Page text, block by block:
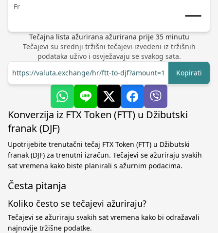
Fr
Tečajna lista ažurirana ažurirana prije 35minutu
Tečajevi su srednji tržišni tečajevi izvedeni iz tržišnih
podataka uživo i osvježavaju se svakog sata.
https://valuta.exchange/hr/ftt-to-djf?amount=1
Kopirati
Konverzija iz FTX Token (FTT) u Džibutski
franak (DJF)
Upotrijebite trenutačni tečaj FTX Token (FTT) u Džibutski
franak (DJF) za trenutni izračun. Tečajevi se ažuriraju svakih
sat vremena kako biste planirali s ažurnim podacima.
Česta pitanja
Koliko često se tečajevi ažuriraju?
Tečajevi se ažuriraju svakih sat vremena kako bi odražavali
najnovije tržišne podatke.